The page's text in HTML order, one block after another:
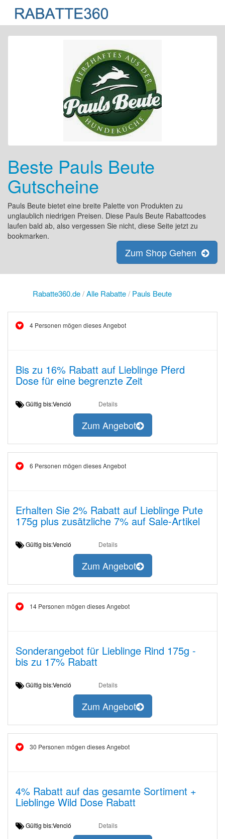
Beste Pauls Beute
Gutscheine
Pauls Beute bietet eine breite Palette von Produkten zu
unglaublich niedrigen Preisen. Diese Pauls Beute Rabattcodes
laufen bald ab, also vergessen Sie nicht, diese Seite jetzt zu
bookmarken.
Zum Shop Gehen
Rabatte360.de/Alle Rabatte/ Pauls Beute
4 Personen mögen dieses Angebot
Bis zu 16% Rabatt auf Lieblinge Pferd
Dose für eine begrenzte Zeit
Gültig bis:Venció Details
Zum Angebot
6 Personen mögen dieses Angebot
Erhalten Sie 2% Rabatt auf Lieblinge Pute
175g plus zusätzliche 7% auf Sale-Artikel
Gültig bis:Venció Details
Zum Angebot
14 Personen mögen dieses Angebot
Sonderangebot für Lieblinge Rind 175g -
bis zu 17% Rabatt
Gültig bis:Venció Details
Zum Angebot
30 Personen mögen dieses Angebot
4% Rabatt auf das gesamte Sortiment +
Lieblinge Wild Dose Rabatt
Gültig bis:Venció Details